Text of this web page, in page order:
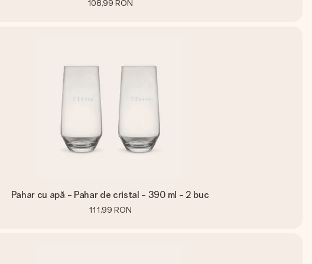
108,99 RON
Pahar cu apă - Pahar de cristal - 390 ml - 2 buc
111,99 RON